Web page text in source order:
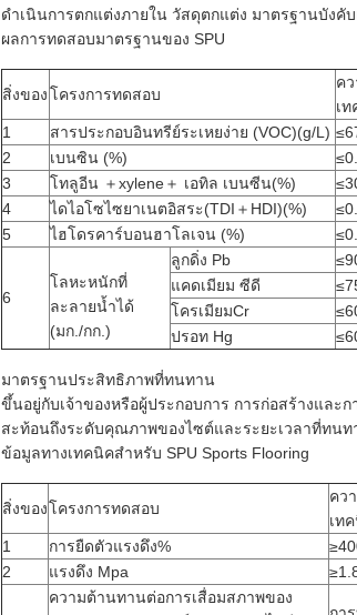
ดำเนินการตกแต่งภายใน วัสดุตกแต่ง มาตรฐานบังคั
ผลการทดสอบมาตรฐานของ SPU
สิ่งของโครงการทดสอบ
ค
เ
1 สารประกอบอินทรีย์ระเหยง่าย (VOC)(g/L)
2
เบนซิน (%)
3
โทลูอีน ＋xylene＋ เอทิล เบนซีน(%)
4
ไดไอโซไซยาเนตอิสระ(TDI＋HDI)(%)
5
ไฮโดรคาร์บอนฮาโลเจน (%)
6
โลหะหนักที่
ละลายน้ำได้
(มก./กก.)
ลูกดิ่ง Pb
แคดเมียม ซีดี
โครเมียมCr
ปรอท Hg
มาตรฐานประสิทธิภาพที่ทนทาน
ขึ้นอยู่กับเจ้าของหรือผู้ประกอบการ การก่อสร้างและก
สะท้อนถึงระดับคุณภาพของไซต์และระยะเวลาที่ทนท
ข้อมูลทางเทคนิคสำหรับ SPU Sports Flooring
สิ่งของโครงการทดสอบ
คว
เท
1 การยืดตัวแรงดึง%
2
แรงดึง Mpa
ความต้านทานต่อการเสื่อมสภาพของ